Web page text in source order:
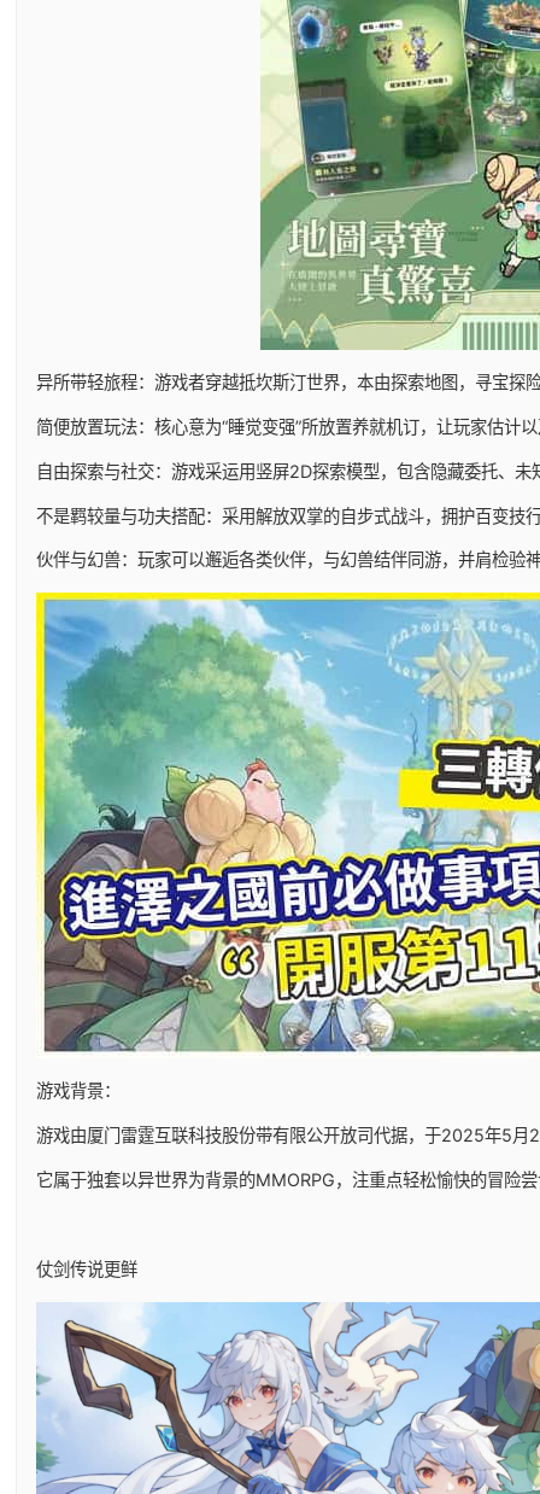
异所带轻旅程：游戏者穿越抵坎斯汀世界，本由探索地图，寻宝探
简便放置玩法：核心意为“睡觉变强”所放置养就机订，让玩家估计
自由探索与社交：游戏采运用竖屏2D探索模型，包含隐藏委托、
不是羁较量与功夫搭配：采用解放双掌的自步式战斗，拥护百变技
伙伴与幻兽：玩家可以邂逅各类伙伴，与幻兽结伴同游，并肩检验
游戏背景：
游戏由厦门雷霆互联科技股份带有限公开放司代据，于2025年5
它属于独套以异世界为背景的MMORPG，注重点轻松愉快的冒险
仗剑传说更鲜